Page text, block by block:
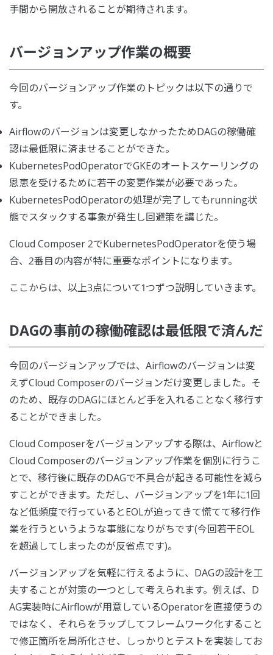
手間から開放されることが期待されます。
バージョンアップ作業の概要
今回のバージョンアップ作業のトピックは以下の通りで
す。
Airflowのバージョンは変更しなかったためDAGの稼働確
認は最低限に済ませることができた。
KubernetesPodOperatorでGKEのオートスケーリングの
恩恵を受けるために若干の変更作業が必要であった。
KubernetesPodOperatorの処理が完了してもrunning状
態でスタックする事象が発生し回避策を講じた。
Cloud Composer 2でKubernetesPodOperatorを使う場
合、2番目の内容が特に重要なポイントになります。
ここからは、以上3点について1つずつ説明していきます。
DAGの事前の稼働確認は最低限で済んだ
今回のバージョンアップでは、Airflowのバージョンは変
えずCloud Composerのバージョンだけ変更しました。そ
のため、既存のDAGにほとんど手を入れることなく移行す
ることができました。
Cloud Composerをバージョンアップする際は、Airflowと
Cloud Composerのバージョンアップ作業を個別に行うこ
とで、移行後に既存のDAGで不具合が起きる可能性を減ら
すことができます。ただし、バージョンアップを1年に1回
など低頻度で行っているとEOLが迫ってきて慌てて移行作
業を行うというような事態になりがちです(今回若干EOL
を超過してしまったのが反省点です)。
バージョンアップを気軽に行えるように、DAGの設計を工
夫することが対策の一つとして考えられます。例えば、D
AG実装時にAirflowが用意しているOperatorを直接使うの
ではなく、それらをラップしてフレームワーク化すること
で修正箇所を局所化させ、しっかりとテストを実装してお